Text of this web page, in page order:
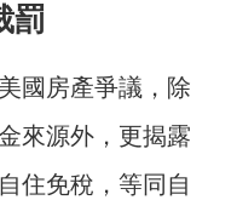
罰
國房產爭議，除
來源外，更揭露
住免稅，等同自